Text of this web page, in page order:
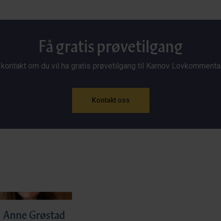
Få gratis prøvetilgang
kontakt om du vil ha gratis prøvetilgang til Karnov
Kontakt oss
Anne Grøstad